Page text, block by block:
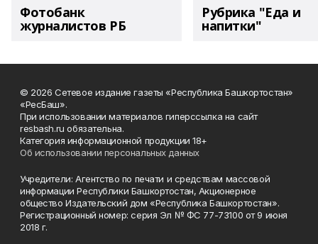
Фотобанк
журналистов РБ
Рубрика "Еда и
напитки"
© 2026 Сетевое издание газеты «Республика Башкортостан»
«РесБаш».
При использовании материалов гиперссылка на сайт
resbash.ru обязательна.
Категория информационной продукции 18+
Об использовании персональных данных
Учредители: Агентство по печати и средствам массовой
информации Республики Башкортостан, Акционерное
общество Издательский дом «Республика Башкортостан».
Регистрационный номер: серия Эл № ФС 77-73100 от 9 июня
2018 г.